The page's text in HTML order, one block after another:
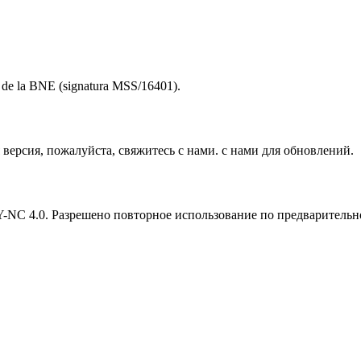
la BNE (signatura MSS/16401).
пожалуйста, свяжитесь с нами. с нами для обновлений.
4.0. Разрешено повторное использование по